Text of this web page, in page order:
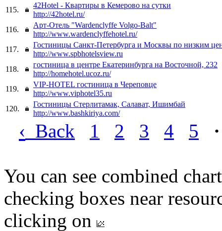
115.
42Hotel - Квартиры в Кемерово на сутки
http://42hotel.ru/
116.
Арт-Отель "Wardenclyffe Volgo-Balt"
http://www.wardenclyffehotel.ru/
117.
Гостиницы Санкт-Петербурга и Москвы по низким
http://www.spbhotelsview.ru
118.
гостиница в центре Екатеринбурга на Восточной, 232
http://homehotel.ucoz.ru/
119.
VIP-HOTEL гостиница в Череповце
http://www.viphotel35.ru
120.
Гостиницы Стерлитамак, Салават, Ишимбай
http://www.bashkiriya.com/
‹ Back 1 2 3 4 5
You can see combined
checking boxes near
clicking on